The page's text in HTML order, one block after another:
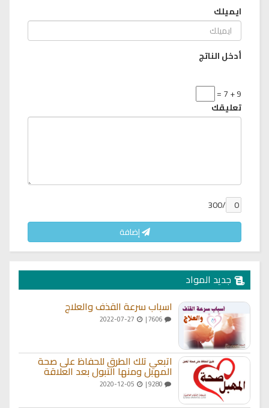
ايميلك
أدخل الناتج
9 + 7 =
تعليقك
/300
إضافة
جديد المواد
اسباب سرعة القذف والعلاج
اتبعي تلك الطرق للحفاظ على صحة
المهبل ومنها التبول بعد العلاقة